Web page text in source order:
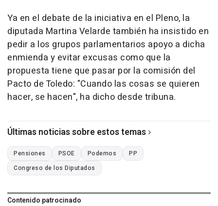
Ya en el debate de la iniciativa en el Pleno, la
diputada Martina Velarde también ha insistido en
pedir a los grupos parlamentarios apoyo a dicha
enmienda y evitar excusas como que la
propuesta tiene que pasar por la comisión del
Pacto de Toledo: "Cuando las cosas se quieren
hacer, se hacen", ha dicho desde tribuna.
Últimas noticias sobre estos temas
Pensiones PSOE Podemos
PP
Congreso de los Diputados
Contenido patrocinado